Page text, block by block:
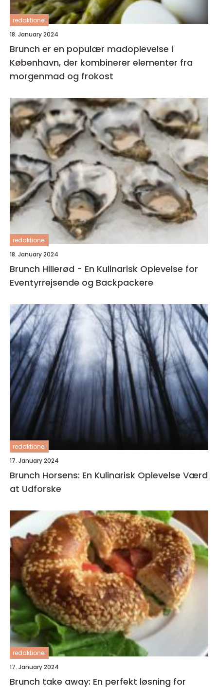
redaktionel
18. January 2024
Brunch er en populær madoplevelse i
København, der kombinerer elementer fra
morgenmad og frokost
redaktionel
18. January 2024
Brunch Hillerød - En Kulinarisk Oplevelse for
Eventyrrejsende og Backpackere
redaktionel
17. January 2024
Brunch Horsens: En Kulinarisk Oplevelse Værd
at Udforske
redaktionel
17. January 2024
Brunch take away: En perfekt løsning for